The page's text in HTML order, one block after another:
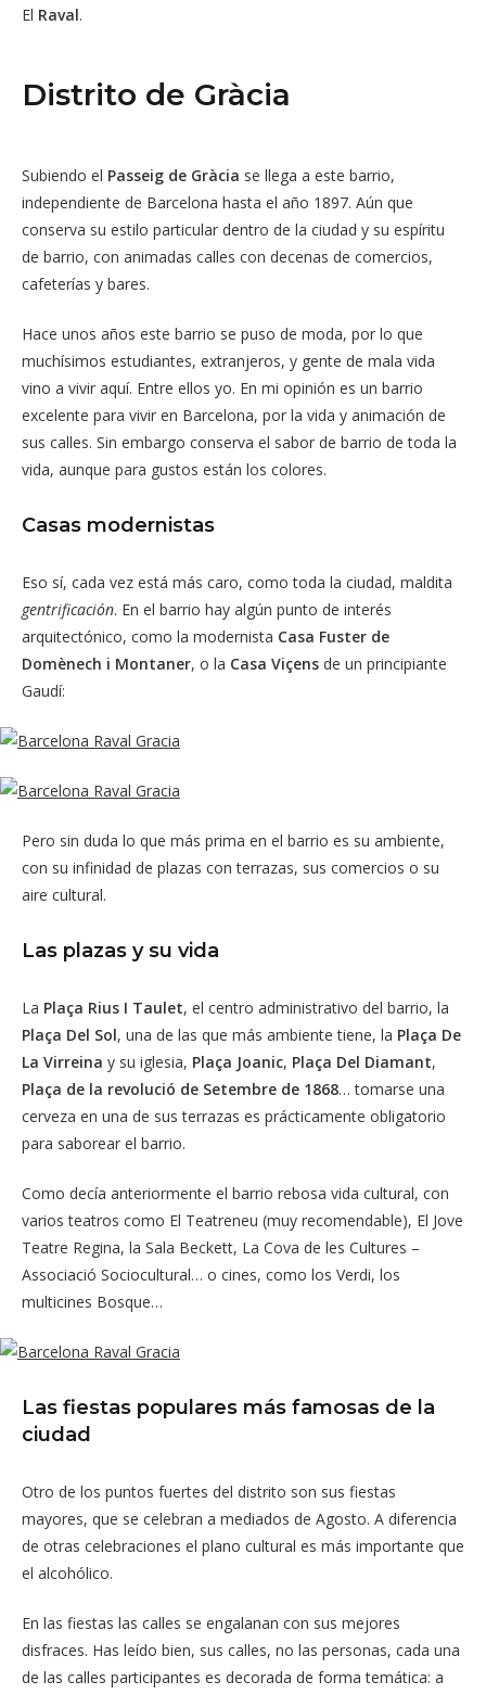
El Raval.
Distrito de Gràcia
Subiendo el Passeig de Gràcia se llega a este barrio,
independiente de Barcelona hasta el año 1897. Aún que
conserva su estilo particular dentro de la ciudad y su espíritu
de barrio, con animadas calles con decenas de comercios,
cafeterías y bares.
Hace unos años este barrio se puso de moda, por lo que
muchísimos estudiantes, extranjeros, y gente de mala vida
vino a vivir aquí. Entre ellos yo. En mi opinión es un barrio
excelente para vivir en Barcelona, por la vida y animación de
sus calles. Sin embargo conserva el sabor de barrio de toda la
vida, aunque para gustos están los colores.
Casas modernistas
Eso sí, cada vez está más caro, como toda la ciudad, maldita
gentrificación. En el barrio hay algún punto de interés
arquitectónico, como la modernista Casa Fuster de
Domènech i Montaner, o la Casa Viçens de un principiante
Gaudí:
Pero sin duda lo que más prima en el barrio es su ambiente,
con su infinidad de plazas con terrazas, sus comercios o su
aire cultural.
Las plazas y su vida
La Plaça Rius I Taulet, el centro administrativo del barrio, la
Plaça Del Sol, una de las que más ambiente tiene, la Plaça De
La Virreina y su iglesia, Plaça Joanic, Plaça Del Diamant,
Plaça de la revolució de Setembre de 1868… tomarse una
cerveza en una de sus terrazas es prácticamente obligatorio
para saborear el barrio.
Como decía anteriormente el barrio rebosa vida cultural, con
varios teatros como El Teatreneu (muy recomendable), El Jove
Teatre Regina, la Sala Beckett, La Cova de les Cultures –
Associació Sociocultural… o cines, como los Verdi, los
multicines Bosque…
Las fiestas populares más famosas de la
ciudad
Otro de los puntos fuertes del distrito son sus fiestas
mayores, que se celebran a mediados de Agosto. A diferencia
de otras celebraciones el plano cultural es más importante que
el alcohólico.
En las fiestas las calles se engalanan con sus mejores
disfraces. Has leído bien, sus calles, no las personas, cada una
de las calles participantes es decorada de forma temática: a